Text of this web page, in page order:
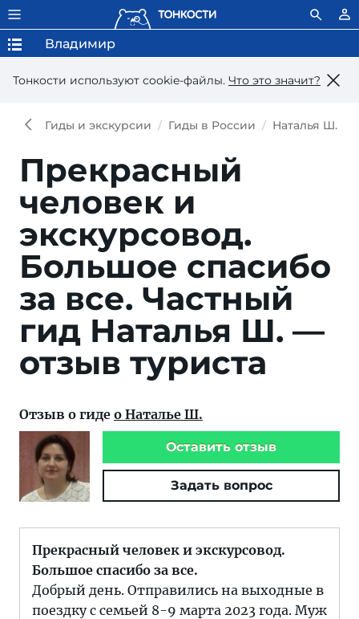
Тонкости используют сookie-файлы. Что это значит?
Владимир
Гиды и экскурсии Гиды в России Наталья Ш.
Прекрасный
человек и
экскурсовод.
Большое спасибо
за все. Частный
гид Наталья Ш. —
отзыв туриста
Отзыв о гиде о Наталье Ш.
Оставить отзыв
Задать вопрос
Прекрасный человек и экскурсовод.
Большое спасибо за все.
Добрый день. Отправились на выходные в
поездку с семьей 8-9 марта 2023 года. Муж